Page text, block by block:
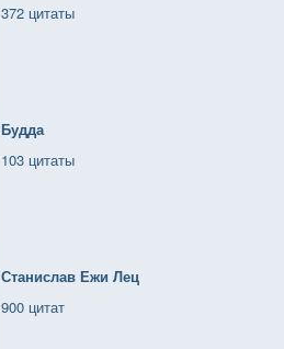
372 цитаты
Будда
103 цитаты
Станислав Ежи Лец
900 цитат